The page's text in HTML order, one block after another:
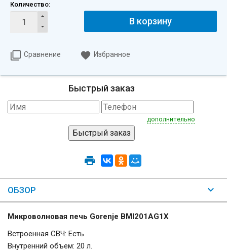
Количество:
В корзину
Сравнение Избранное
Быстрый заказ
дополнительно
ОБЗОР
Микроволновая печь Gorenje BMI201AG1X
Встроенная СВЧ: Есть
Внутренний объем: 20 л.